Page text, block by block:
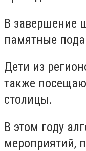
В завершение
памятные
Дети из
также
столицы.
В этом году
мероприятий,